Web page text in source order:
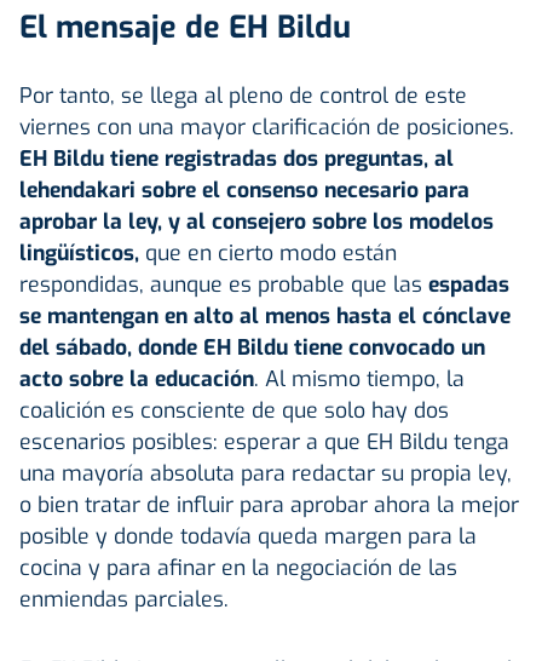
El mensaje de EH Bildu
Por tanto, se llega al pleno de control de este
viernes con una mayor clarificación de posiciones.
EH Bildu tiene registradas dos preguntas, al
lehendakari sobre el consenso necesario para
aprobar la ley, y al consejero sobre los modelos
lingüísticos, que en cierto modo están
respondidas, aunque es probable que las espadas
se mantengan en alto al menos hasta el cónclave
del sábado, donde EH Bildu tiene convocado un
acto sobre la educación. Al mismo tiempo, la
coalición es consciente de que solo hay dos
escenarios posibles: esperar a que EH Bildu tenga
una mayoría absoluta para redactar su propia ley,
o bien tratar de influir para aprobar ahora la mejor
posible y donde todavía queda margen para la
cocina y para afinar en la negociación de las
enmiendas parciales.